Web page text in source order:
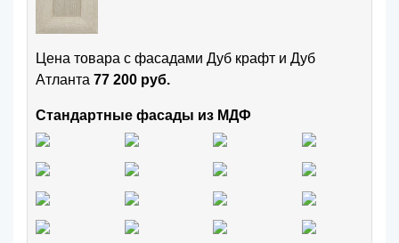
Цена товара с фасадами Дуб крафт и Дуб
Атланта 77 200 руб.
Стандартные фасады из МДФ